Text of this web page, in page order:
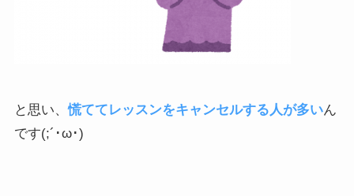
と思い、慌ててレッスンをキャンセルする人が多いん
です(;´･ω･)